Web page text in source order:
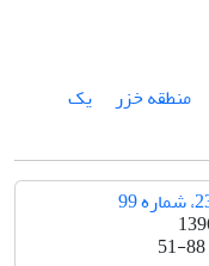
منطقه خزر
یک
51-88